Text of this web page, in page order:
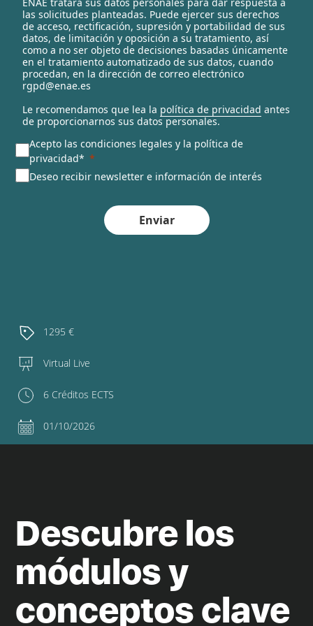
e
c
t
e
d
ENAE tratará sus datos personales para dar respuesta a
las solicitudes planteadas. Puede ejercer sus derechos
de acceso, rectificación, supresión y portabilidad de sus
datos, de limitación y oposición a su tratamiento, así
como a no ser objeto de decisiones basadas únicamente
en el tratamiento automatizado de sus datos, cuando
procedan, en la dirección de correo electrónico
rgpd@enae.es
Le recomendamos que lea la política de privacidad antes
de proporcionarnos sus datos personales.
Acepto las condiciones legales y la política de
privacidad*
Deseo recibir newsletter e información de interés
Enviar
1295 €
Virtual Live
6 Créditos ECTS
01/10/2026
Descubre los
módulos y
conceptos clave